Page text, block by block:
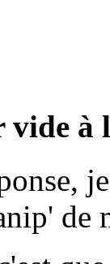
vide à